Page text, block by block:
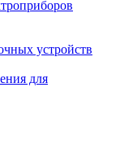
устройств
для